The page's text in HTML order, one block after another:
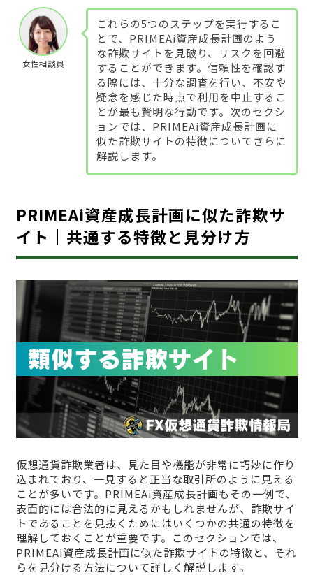
女性相談員
これらの5つのステップを実行するこ
とで、PRIMEAi資産成長計画のよう
な詐欺サイトを見破り、リスクを回避
することができます。信頼性を確認す
る際には、十分な調査を行い、不安や
疑念を感じた時点で利用を中止するこ
とが最も賢明な行動です。次のセクシ
ョンでは、PRIMEAi資産成長計画に
似た詐欺サイトの特徴についてさらに
解説します。
PRIMEAi資産成長計画に似た詐欺サ
イト｜共通する特徴と見分け方
仮想通貨詐欺業者は、見た目や機能が非常に巧妙に作り
込まれており、一見すると正当な取引所のように見える
ことが多いです。PRIMEAi資産成長計画もその一例で、
表面的には合法的に見えるかもしれませんが、詐欺サイ
トであることを見抜くためにはいくつかの共通の特徴を
理解しておくことが重要です。このセクションでは、
PRIMEAi資産成長計画に似た詐欺サイトの特徴と、それ
らを見分ける方法について詳しく解説します。